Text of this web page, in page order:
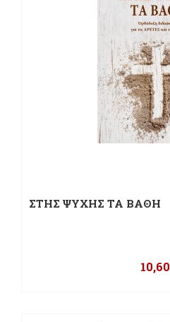
ΣΤΗΣ ΨΥΧΗΣ ΤΑ ΒΑΘΗ
10,60